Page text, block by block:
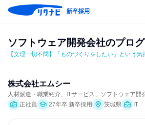
新卒採用
ソフトウェア開発会社のプロ
【文理一切不問】「ものづくりをしたい」という気
株式会社エムシー
人材派遣・職業紹介、ITサービス、ソフトウェア開
正社員
27年卒 新卒採用 茨城県 IT